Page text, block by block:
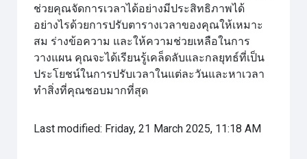
ช่วยคุณจัดการเวลาได้อย่างมีประสิทธิภาพได้
อย่างไรด้วยการปรับตารางเวลาของคุณให้เหมาะ
สม ร่างข้อความ และให้ความช่วยเหลือในการ
วางแผน คุณจะได้เรียนรู้เคล็ดลับและกลยุทธ์ที่เป็น
ประโยชน์ในการปรับเวลาในแต่ละวันและหาเวลา
ทำสิ่งที่คุณชอบมากที่สุด
Last modified: Friday, 21 March 2025, 11:18 AM